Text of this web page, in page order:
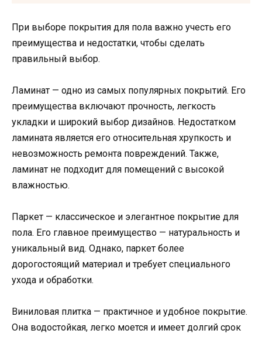
При выборе покрытия для пола важно учесть его
преимущества и недостатки, чтобы сделать
правильный выбор.
Ламинат — одно из самых популярных покрытий. Его
преимущества включают прочность, легкость
укладки и широкий выбор дизайнов. Недостатком
ламината является его относительная хрупкость и
невозможность ремонта повреждений. Также,
ламинат не подходит для помещений с высокой
влажностью.
Паркет — классическое и элегантное покрытие для
пола. Его главное преимущество — натуральность и
уникальный вид. Однако, паркет более
дорогостоящий материал и требует специального
ухода и обработки.
Виниловая плитка — практичное и удобное покрытие.
Она водостойкая, легко моется и имеет долгий срок